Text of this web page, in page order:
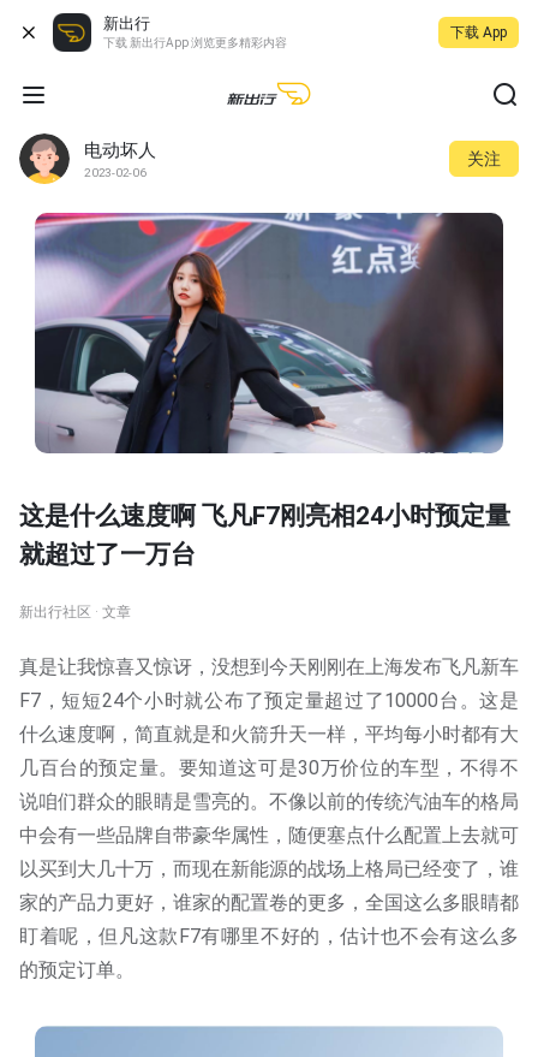
新出行
下载 新出行App 浏览更多精彩内容
下载 App
电动坏人
2023-02-06
关注
这是什么速度啊 飞凡F7刚亮相24小时预定量
就超过了一万台
新出行社区 · 文章
真是让我惊喜又惊讶，没想到今天刚刚在上海发布飞凡新车
F7，短短24个小时就公布了预定量超过了10000台。这是
什么速度啊，简直就是和火箭升天一样，平均每小时都有大
几百台的预定量。要知道这可是30万价位的车型，不得不
说咱们群众的眼睛是雪亮的。不像以前的传统汽油车的格局
中会有一些品牌自带豪华属性，随便塞点什么配置上去就可
以买到大几十万，而现在新能源的战场上格局已经变了，谁
家的产品力更好，谁家的配置卷的更多，全国这么多眼睛都
盯着呢，但凡这款F7有哪里不好的，估计也不会有这么多
的预定订单。